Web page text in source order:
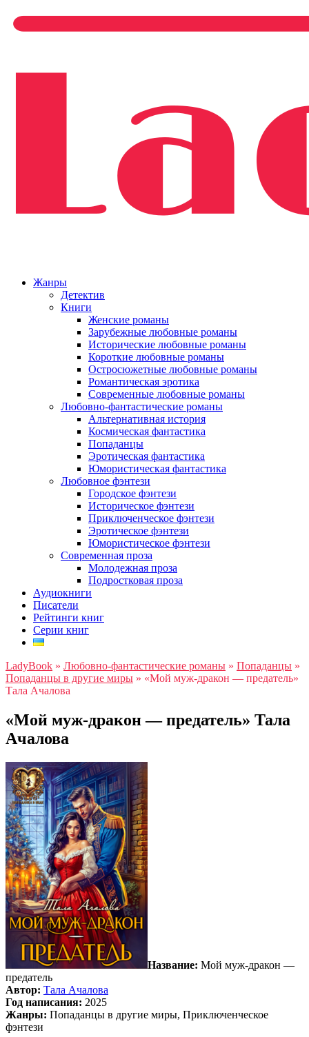
Жанры
Детектив
Книги
Женские романы
Зарубежные любовные романы
Исторические любовные романы
Короткие любовные романы
Остросюжетные любовные романы
Романтическая эротика
Современные любовные романы
Любовно-фантастические романы
Альтернативная история
Космическая фантастика
Попаданцы
Эротическая фантастика
Юмористическая фантастика
Любовное фэнтези
Городское фэнтези
Историческое фэнтези
Приключенческое фэнтези
Эротическое фэнтези
Юмористическое фэнтези
Современная проза
Молодежная проза
Подростковая проза
Аудиокниги
Писатели
Рейтинги книг
Серии книг
LadyBook » Любовно-фантастические романы » Попаданцы »
Попаданцы в другие миры » «Мой муж-дракон — предатель»
Тала Ачалова
«Мой муж-дракон — предатель» Тала
Ачалова
Название: Мой муж-дракон —
предатель
Автор: Тала Ачалова
Год написания: 2025
Жанры: Попаданцы в другие миры, Приключенческое
фэнтези